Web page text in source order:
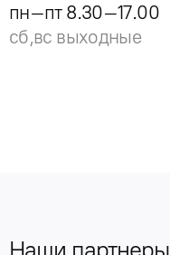
пн–пт 8.30–17.00
сб,вс выходные